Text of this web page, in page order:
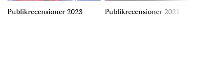
Publikrecensioner 2023 Publikrecensioner 2021